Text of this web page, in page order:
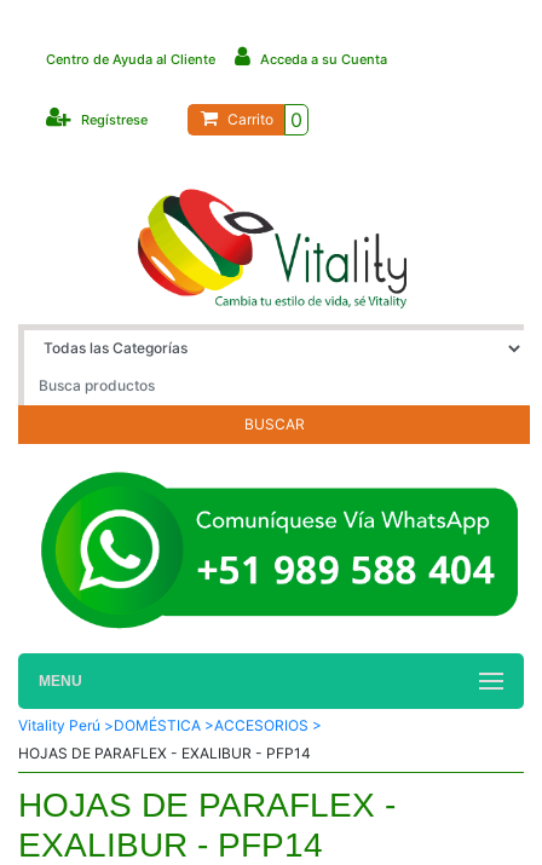
Centro de Ayuda al Cliente Acceda a su Cuenta
Regístrese Carrito 0
BUSCAR
MENU
Vitality Perú >DOMÉSTICA >ACCESORIOS >
HOJAS DE PARAFLEX - EXALIBUR - PFP14
HOJAS DE PARAFLEX -
EXALIBUR - PFP14